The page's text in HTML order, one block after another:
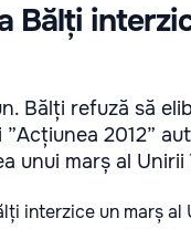
Bălți
Bălți refuză să
2012”
unui marș al